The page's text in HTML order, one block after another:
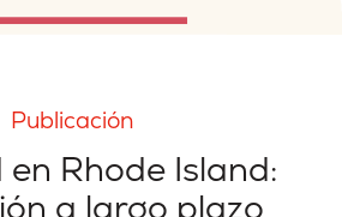
Publicación
en Rhode Island:
a largo plazo